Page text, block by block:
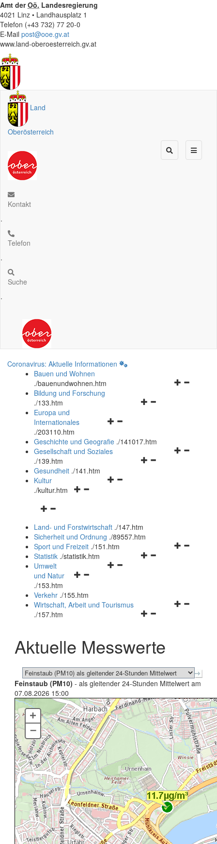
Amt derOö. Landesregierung
4021 Linz • Landhausplatz 1
Telefon (+43 732) 77 20-0
E-Mail post@ooe.gv.at
www.land-oberoesterreich.gv.at
Land
Oberösterreich
Kontakt
.
Telefon
.
Suche
.
Coronavirus: Aktuelle Informationen
Bauen und Wohnen
./bauenundwohnen.htm
Navigationsmenü
Bildung und Forschung
./133.htm
Navigationsmenü
und
schließen
Europa und
Internationales
./203110.htm
Geschichte und Geografie ./141017.htm
Navigationsmenü
Gesellschaft und Soziales
./139.htm
Navigationsmenü
Gesundheit ./141.htm
Navigationsmenü
Kultur
./kultur.htm
Navigationsmenü
und
schließen
Land- und Forstwirtschaft ./147.htm
Sicherheit und Ordnung ./89557.htm
Navigationsmenü
Sport und Freizeit ./151.htm
Navigationsmenü
Statistik ./statistik.htm
Navigationsmenü
und
schließen
Umwelt
und Natur
./153.htm
Verkehr ./155.htm
Navigationsmenü
schließen
Wirtschaft, Arbeit und Tourismus
./157.htm
Aktuelle Messwerte
Feinstaub (PM10) - als gleitender 24-Stunden Mittelwert am
07.08.2026 15:00
+
–